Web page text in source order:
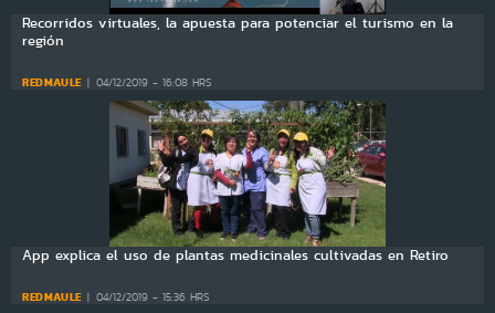
Recorridos virtuales, la apuesta para potenciar el turismo en la
región
REDMAULE 04/12/2019 - 16:08 HRS
App explica el uso de plantas medicinales cultivadas en Retiro
REDMAULE 04/12/2019 - 15:36 HRS